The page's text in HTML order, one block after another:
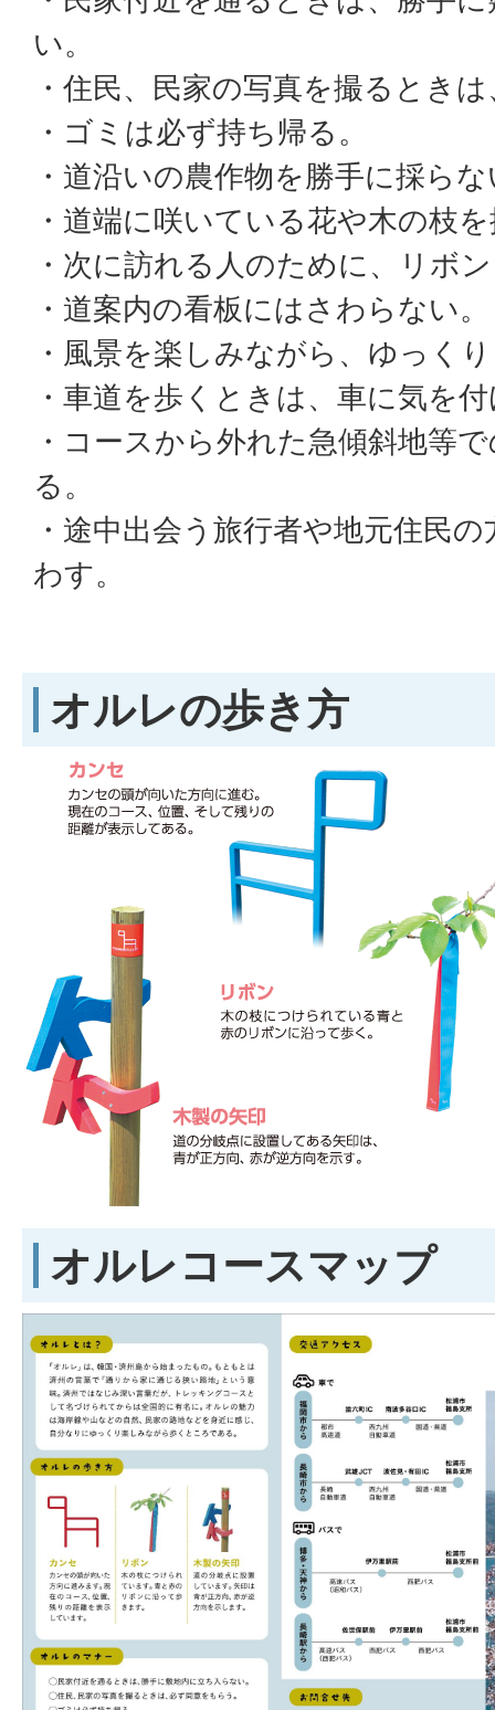
い。
・住民、民家の写真を撮るとき
・ゴミは必ず持ち帰る。
・道沿いの農作物を勝手に採ら
・道端に咲いている花や木の枝
・次に訪れる人のために、リボ
・道案内の看板にはさわらない。
・風景を楽しみながら、ゆっく
・車道を歩くときは、車に気を
・コースから外れた急傾斜地等
る。
・途中出会う旅行者や地元住民
わす。
オルレの歩き方
オルレコースマップ